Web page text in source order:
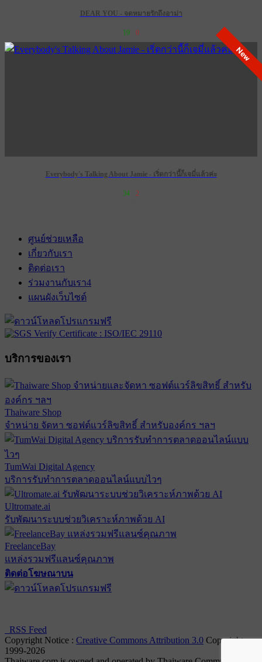
DEAR YOU - จดหมายรักถึงอาม่า
19 0
New
Everybody's Talking About Jamie - เริ่ดกว่านี้ก็เจมี่แล้วค่ะ
34 2
ศูนย์ช่วยเหลือ
เกี่ยวกับเรา
ติดต่อเรา
ร่วมงานกับเรา4
แผนผังเว็บไซต์
บริการของเรา
Thaiware Shop
จำหน่าย จัดหา ซอฟต์แวร์ลิขสิทธิ์ สำหรับองค์กร ฯลฯ
TumWai Digital Agency
บริการรับทำการตลาดออนไลน์แบบไวๆ
Ultromate.ai
รับพัฒนาระบบช่วยวิเคราะห์ภาพด้วย AI
FreelanceBay
แหล่งรวมฟรีแลนซ์คุณภาพ
ติดต่อโฆษณาบน
RSS Feed
Copyright Notice : Creative Commons Attribution 3.0 Copyright
1999-2026